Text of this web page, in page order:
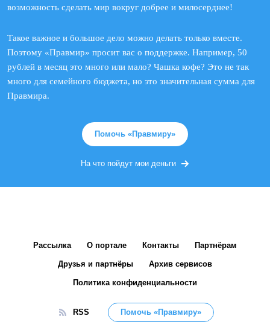
возможность сделать мир вокруг добрее и милосерднее!
Такое важное и большое дело можно делать только вместе.
Поэтому «Правмир» просит вас о поддержке. Например, 50
рублей в месяц это много или мало? Чашка кофе? Это не так
много для семейного бюджета, но это значительная сумма для
Правмира.
Помочь «Правмиру»
На что пойдут мои деньги
Рассылка О портале Контакты Партнёрам
Друзья и партнёры Архив сервисов
Политика конфиденциальности
RSS Помочь «Правмиру»